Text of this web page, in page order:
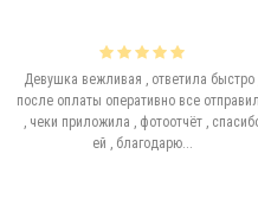
Девушка вежливая , ответила быстро
после оплаты оперативно все
, чеки приложила , фотоотчёт ,
ей , благодарю...